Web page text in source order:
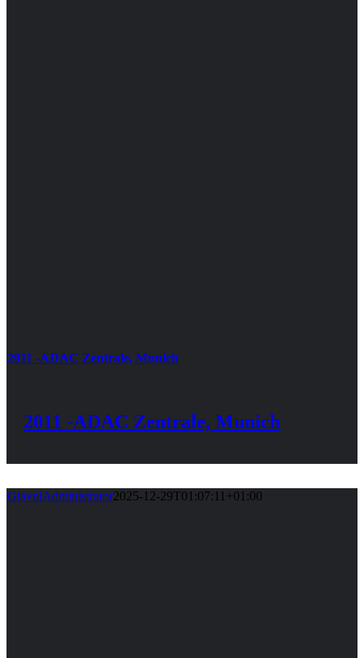
2011 -ADAC Zentrale, Munich
2011 -ADAC Zentrale, Munich
GlavniAdministrator2025-12-29T01:07:11+01:00